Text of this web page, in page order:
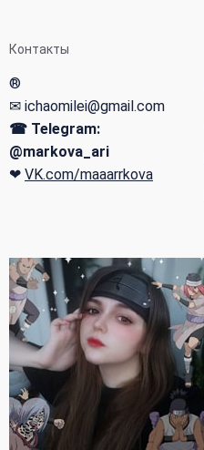
Контакты
®
✉ ichaomilei@gmail.com
☎ Telegram:
@markova_ari
❤ VK.com/maaarrkova